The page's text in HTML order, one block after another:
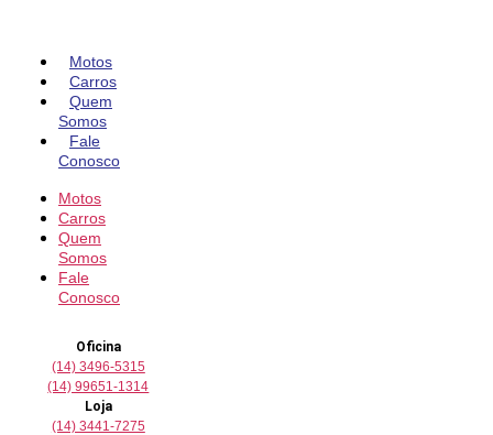
conteúdo
Motos
Carros
Quem
Somos
Fale
Conosco
Motos
Carros
Quem
Somos
Fale
Conosco
Oficina
(14) 3496-5315
(14) 99651-1314
Loja
(14) 3441-7275